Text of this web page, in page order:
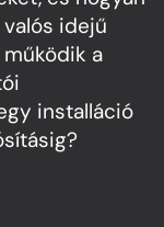
idejű
a
installáció